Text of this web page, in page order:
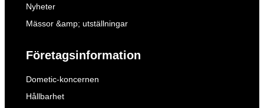
Nyheter
Mässor &amp; utställningar
Företagsinformation
Dometic-koncernen
Hållbarhet